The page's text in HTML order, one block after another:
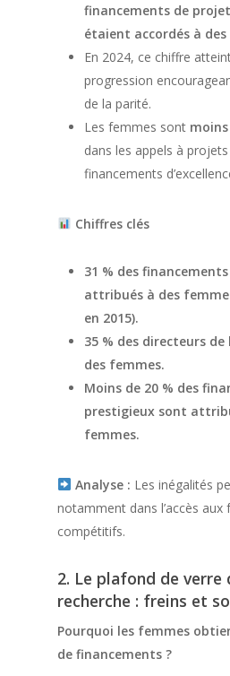
financements de
étaient accordés à des
En 2024, ce chiffre
progression
de la parité.
Les femmes sont
dans les appels à
financements
Chiffres clés
31 % des
attribués à des
en 2015).
35 % des directeurs
des femmes.
Moins de 20 % des
prestigieux sont
femmes.
Analyse : Les inégalités
notamment dans l’accès aux
compétitifs.
2. Le plafond de verre
recherche : freins et
Pourquoi les femmes
de financements ?